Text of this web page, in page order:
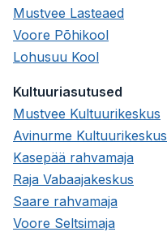
Mustvee Lasteaed
Voore Põhikool
Lohusuu Kool
Kultuuriasutused
Mustvee Kultuurikeskus
Avinurme Kultuurikeskus
Kasepää rahvamaja
Raja Vabaajakeskus
Saare rahvamaja
Voore Seltsimaja